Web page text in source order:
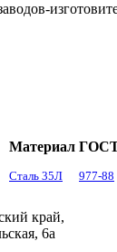
Материал
Сталь 35Л 977-88
край,
6а